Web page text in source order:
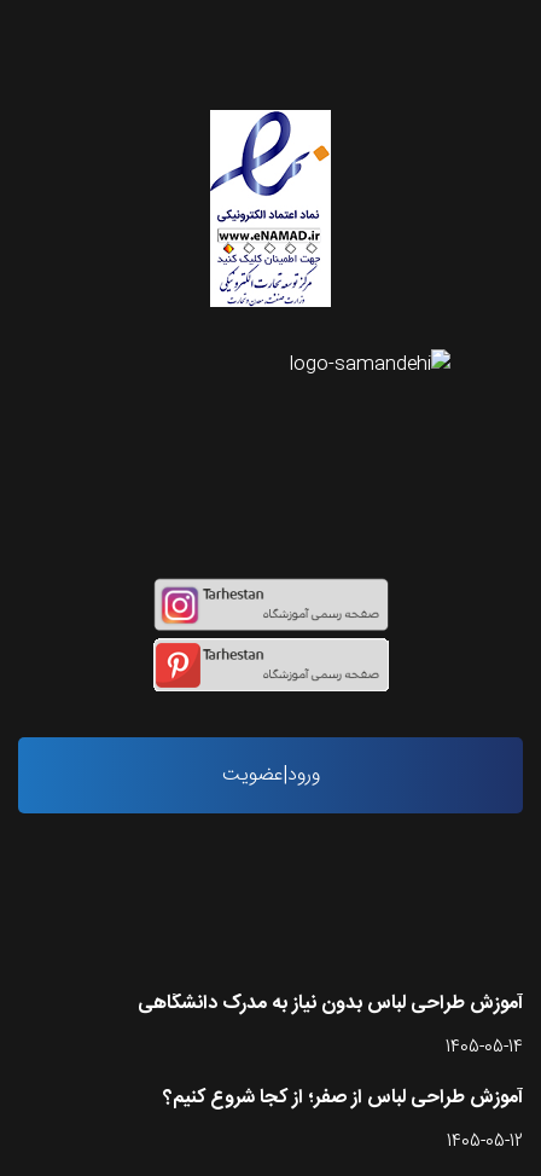
ورود|عضویت
آموزش طراحی لباس بدون نیاز به مدرک دانشگاهی
1405-05-14
آموزش طراحی لباس از صفر؛ از کجا شروع کنیم؟
1405-05-12